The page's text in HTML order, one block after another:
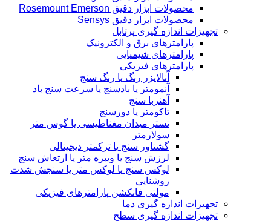
محصولات ابزار دقیق Rosemount Emerson
محصولات ابزار دقیق Sensys
تجهیزات اندازه گیری پرتابل
پارامترهای برق و الکترونیک
پارامترهای شیمیایی
پارامترهای فیزیکی
آنالایزر رنگ یا رنگ سنج
آنمومتر یا بادسنج یا سرعت سنج باد
آهنربا سنج
تاکومتر یا دورسنج
تستر میدان مغناطیسی یا گوس متر
سولارمتر
گشتاور سنج یا ترکمتر دیجیتالی
لرزش سنج یا ویبره متر یا ارتعاش سنج
لوکس سنج یا لوکس متر یا سنجش شدت
روشنایی
مولتی فانکشن پارامترهای فیزیکی
تجهیزات اندازه گیری دما
تجهیزات اندازه گیری سطح